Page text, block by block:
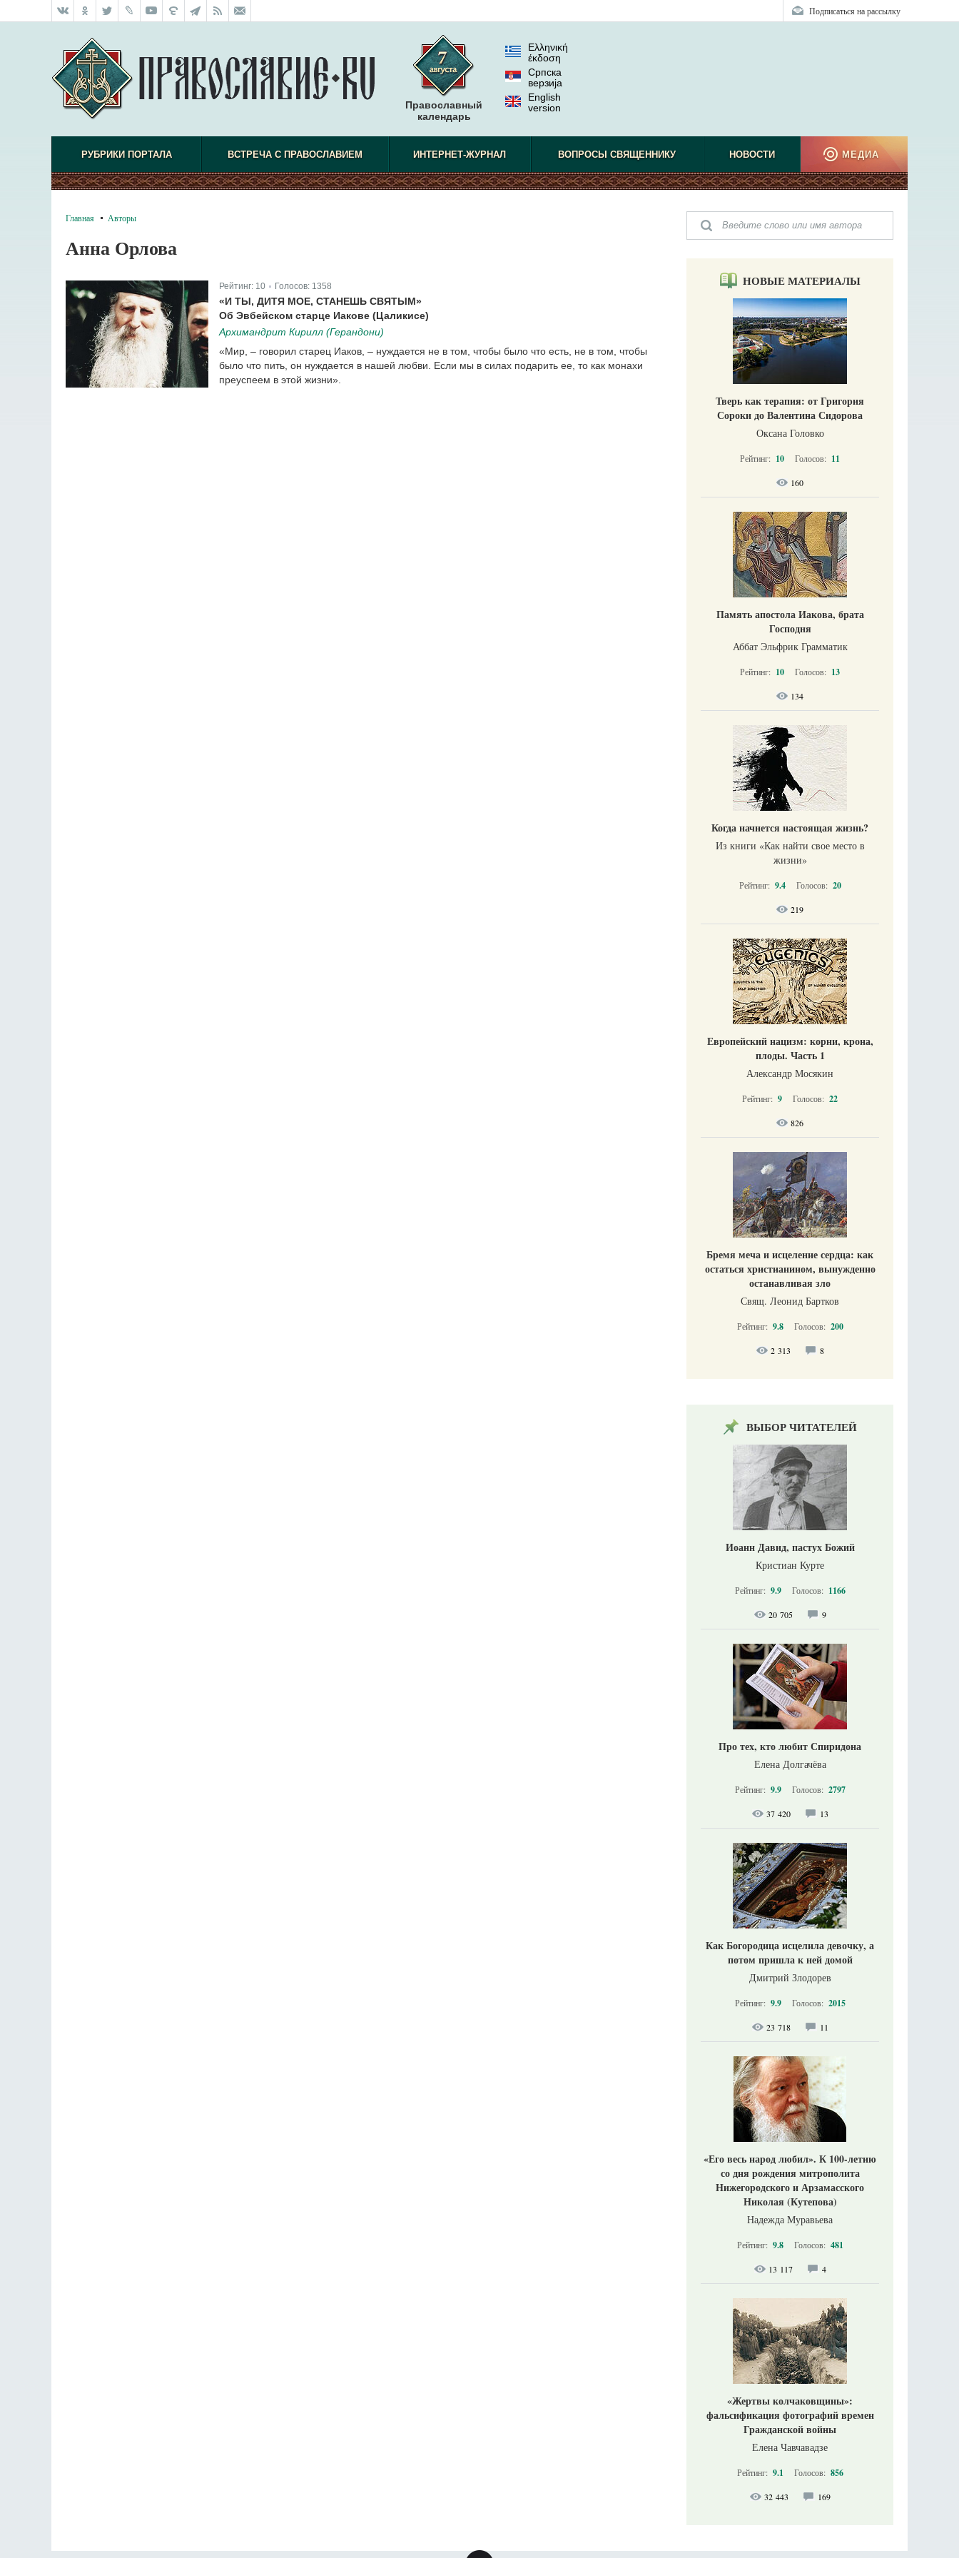
Подписаться на рассылку
Православный
календарь
Ελληνική
έκδοση
Српска
верзиjа
English
version
РУБРИКИ ПОРТАЛА ВСТРЕЧА С ПРАВОСЛАВИЕМ ИНТЕРНЕТ-ЖУРНАЛ ВОПРОСЫ СВЯЩЕННИКУ НОВОСТИ МЕДИА
Главная Авторы
Анна Орлова
Рейтинг: 10 Голосов: 1358
«И ТЫ, ДИТЯ МОЕ, СТАНЕШЬ СВЯТЫМ»
Об Эвбейском старце Иакове (Цаликисе)
Архимандрит Кирилл (Герандони)
«Мир, – говорил старец Иаков, – нуждается не в том, чтобы было что есть, не в том, чтобы
было что пить, он нуждается в нашей любви. Если мы в силах подарить ее, то как монахи
преуспеем в этой жизни».
НОВЫЕ МАТЕРИАЛЫ
Тверь как терапия: от Григория
Сороки до Валентина Сидорова
Оксана Головко
Рейтинг: 10 Голосов: 11
160
Память апостола Иакова, брата
Господня
Аббат Эльфрик Грамматик
Рейтинг: 10 Голосов: 13
134
Когда начнется настоящая жизнь?
Из книги «Как найти свое место в
жизни​»
Рейтинг: 9.4 Голосов: 20
219
Европейский нацизм: корни, крона,
плоды. Часть 1
Александр Мосякин
Рейтинг: 9 Голосов: 22
826
Бремя меча и исцеление сердца: как
остаться христианином, вынужденно
останавливая зло
Свящ. Леонид Бартков
Рейтинг: 9.8 Голосов: 200
2 313 8
ВЫБОР ЧИТАТЕЛЕЙ
Иоанн Давид, пастух Божий
Кристиан Курте
Рейтинг: 9.9 Голосов: 1166
20 705 9
Про тех, кто любит Спиридона
Елена Долгачёва
Рейтинг: 9.9 Голосов: 2797
37 420 13
Как Богородица исцелила девочку, а
потом пришла к ней домой
Дмитрий Злодорев
Рейтинг: 9.9 Голосов: 2015
23 718 11
«Его весь народ любил». К 100-летию
со дня рождения митрополита
Нижегородского и Арзамасского
Николая (Кутепова)
Надежда Муравьева
Рейтинг: 9.8 Голосов: 481
13 117 4
«Жертвы колчаковщины»:
фальсификация фотографий времен
Гражданской войны
Елена Чавчавадзе
Рейтинг: 9.1 Голосов: 856
32 443 169